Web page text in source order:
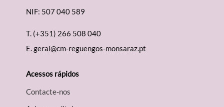
NIF: 507 040 589
T. (+351) 266 508 040
E.geral@cm-reguengos-monsaraz.pt
Acessos rápidos
Contacte-nos